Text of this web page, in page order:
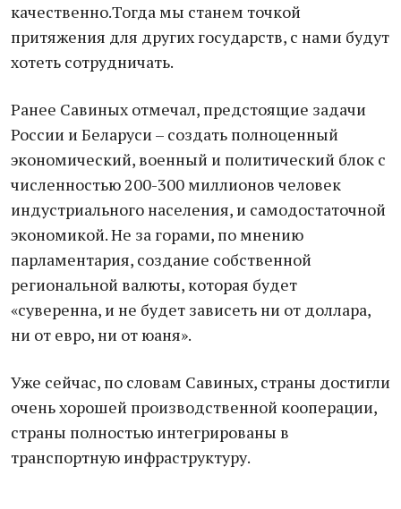
качественно.Тогда мы станем точкой
притяжения для других государств, с нами будут
хотеть сотрудничать.
Ранее Савиных отмечал, предстоящие задачи
России и Беларуси – создать полноценный
экономический, военный и политический блок с
численностью 200-300 миллионов человек
индустриального населения, и самодостаточной
экономикой. Не за горами, по мнению
парламентария, создание собственной
региональной валюты, которая будет
«суверенна, и не будет зависеть ни от доллара,
ни от евро, ни от юаня».
Уже сейчас, по словам Савиных, страны достигли
очень хорошей производственной кооперации,
страны полностью интегрированы в
транспортную инфраструктуру.